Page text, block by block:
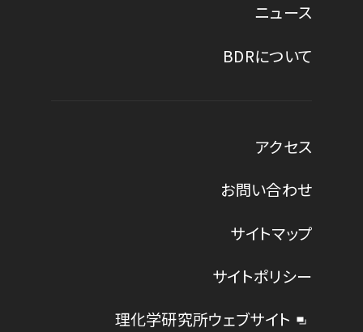
ニュース
BDRについて
アクセス
お問い合わせ
サイトマップ
サイトポリシー
理化学研究所ウェブサイト